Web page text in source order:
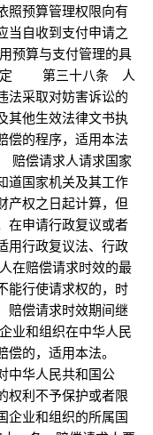
照预算管理权限向有
当自收到支付申请之
算与支付管理的具
定 第三十八条 人
法采取对妨害诉讼的
其他生效法律文书执
偿的程序，适用本法
偿请求人请求国家
道国家机关及其工作
产权之日起计算，但
在申请行政复议或者
用行政复议法、行政
赔偿请求时效的最
能行使请求权的，时
赔偿请求时效期间继
和组织在中华人民
的，适用本法。
华人民共和国公
权利不予保护或者限
企业和组织的所属国